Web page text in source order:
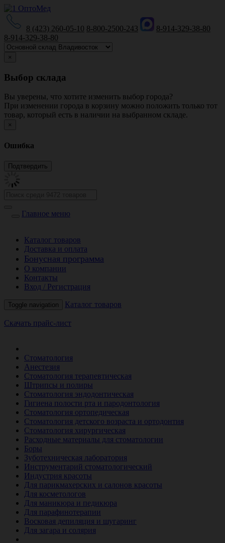
8 (423) 260-05-10 8-800-2500-243
8-914-329-38-80
8-914-329-38-80
×
Выбор склада
Вы уверены, что хотите изменить выбор города?
При изменении города в корзину можно положить только тот
товар, который есть в наличии на выбранном складе.
×
Ошибка
Главное меню
Каталог товаров
Доставка и оплата
Бонусная программа
О компании
Контакты
Вход / Регистрация
Toggle navigation Каталог товаров
Скачать прайс-лист
Стоматология
Анестезия
Стоматология терапевтическая
Штрипсы и полиры
Стоматология эндодонтическая
Гигиена полости рта и пародонтология
Стоматология ортопедическая
Стоматология детского возраста и ортодонтия
Стоматология хирургическая
Расходные материалы для стоматологии
Боры
Зуботехническая лаборатория
Инструментарий стоматологический
Индустрия красоты
Для парикмахерских и салонов красоты
Для косметологов
Для маникюра и педикюра
Для парафинотерапии
Восковая депиляция и шугаринг
Для загара и солярия